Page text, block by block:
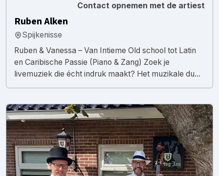
Contact opnemen met de artiest
Ruben Alken
Spijkenisse
Ruben & Vanessa – Van Intieme Old school tot Latin
en Caribische Passie (Piano & Zang) Zoek je
livemuziek die écht indruk maakt? Het muzikale du...